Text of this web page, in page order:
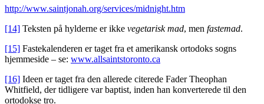
http://www.saintjonah.org/services/midnight.htm
[14] Teksten på hylderne er ikke vegetarisk mad, men fastemad.
[15] Fastekalenderen er taget fra et amerikansk ortodoks sogns
hjemmeside – se: www.allsaintstoronto.ca
[16] Ideen er taget fra den allerede citerede Fader Theophan
Whitfield, der tidligere var baptist, inden han konverterede til den
ortodokse tro.